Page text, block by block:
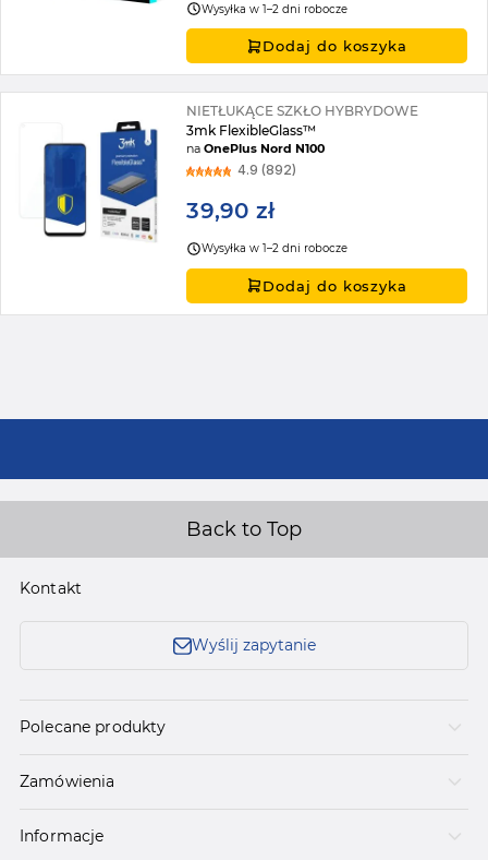
Wysyłka w 1–2 dni robocze
Dodaj do koszyka
NIETŁUKĄCE SZKŁO HYBRYDOWE
3mk FlexibleGlass™
naOnePlus Nord N100
4.9 (892)
39,90 zł
Wysyłka w 1–2 dni robocze
Dodaj do koszyka
Back to Top
Kontakt
Wyślij zapytanie
Polecane produkty
Zamówienia
Informacje